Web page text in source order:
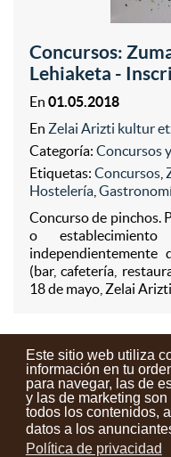
Este sitio web utiliza
información en tu
para navegar, las de
y las de marketing
todos los contenidos,
datos a los
Política de privacidad
Concursos:
Lehiaketa -
En 01.05.2018
En Zelai Arizti kultur
Categoría: Concursos
Etiquetas: Concursos
Hostelería
Concurso de pinchos.
o
independientemente
(bar, cafetería,
18 de mayo, Zelai
Contactos